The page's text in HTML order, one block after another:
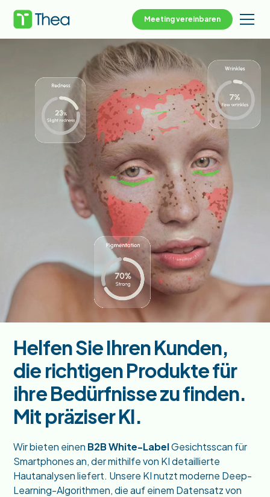
Meeting vereinbaren
Helfen Sie Ihren Kunden,
die richtigen Produkte für
ihre Bedürfnisse zu finden.
Mit präziser KI.
Wir bieten einen B2B White-LabelGesichtsscan für
Smartphones an, der mithilfe von KI detaillierte
Hautanalysen liefert. Unsere KI nutzt moderne Deep-
Learning-Algorithmen, die auf einem Datensatz von